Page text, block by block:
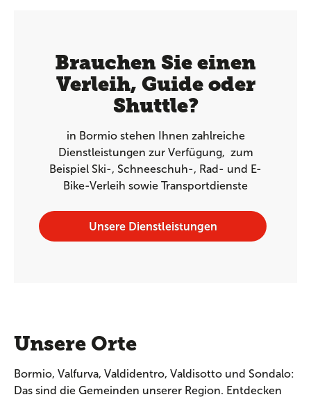
Brauchen Sie einen
Verleih, Guide oder
Shuttle?
in Bormio stehen Ihnen zahlreiche
Dienstleistungen zur Verfügung, zum
Beispiel Ski-, Schneeschuh-, Rad- und E-
Bike-Verleih sowie Transportdienste
Unsere Dienstleistungen
Unsere Orte
Bormio, Valfurva, Valdidentro, Valdisotto und Sondalo:
Das sind die Gemeinden unserer Region. Entdecken